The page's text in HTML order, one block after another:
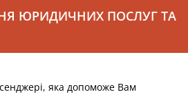
ЮРИДИЧНИХ ПОСЛУГ ТА
яка допоможе Вам